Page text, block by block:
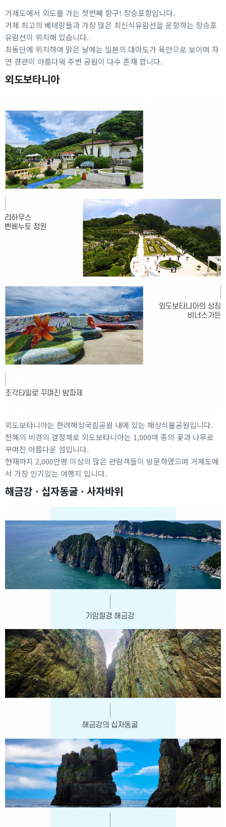
거제도에서 외도를 가는 첫번째 항구! 장승포항입니다.
거제 최고의 베테랑들과 가장 많은 최신식유람선을 운항하는 장승포
유람선이 위치해 있습니다.
최동단에 위치하여 맑은 날에는 일본의 대마도가 육안으로 보이며 자
연 경관이 아름다워 주변 공원이 다수 존재 합니다.
외도보타니아
외도보타니아는 한려해상국립공원 내에 있는 해상식물공원입니다.
천혜의 비경의 결정체로 외도보타니아는 1,000여 종의 꽃과 나무로
꾸며진 아름다운 섬입니다.
현재까지 2,000만명 이상의 많은 관람객들이 방문하였으며 거제도에
서 가장 인기있는 여행지 입니다.
해금강ㆍ십자동굴ㆍ사자바위